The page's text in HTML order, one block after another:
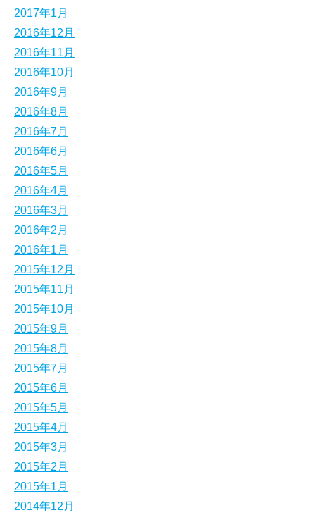
2017年1月
2016年12月
2016年11月
2016年10月
2016年9月
2016年8月
2016年7月
2016年6月
2016年5月
2016年4月
2016年3月
2016年2月
2016年1月
2015年12月
2015年11月
2015年10月
2015年9月
2015年8月
2015年7月
2015年6月
2015年5月
2015年4月
2015年3月
2015年2月
2015年1月
2014年12月